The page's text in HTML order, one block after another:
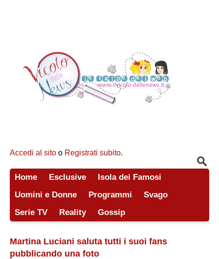
Accedi al sito o Registrati subito.
Home Esclusive
Isola dei Famosi
Uomini e Donne
Programmi
Svago
Serie TV
Reality Gossip
Martina Luciani saluta tutti i suoi fans
pubblicando una foto